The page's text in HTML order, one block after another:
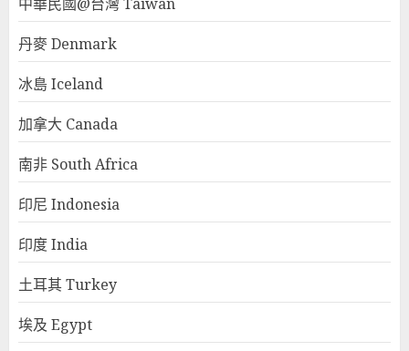
丹麥 Denmark
冰島 Iceland
加拿大 Canada
南非 South Africa
印尼 Indonesia
印度 India
土耳其 Turkey
埃及 Egypt